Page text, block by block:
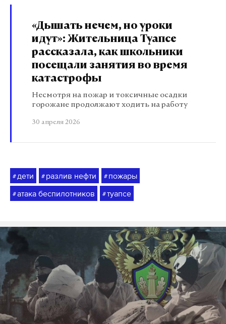
«Дышать нечем, но уроки
идут»: Жительница Туапсе
рассказала, как школьники
посещали занятия во время
катастрофы
Несмотря на пожар и токсичные осадки
горожане продолжают ходить на работу
30 апреля 2026
# дети # разлив нефти # пожары
#атака беспилотников #туапсе